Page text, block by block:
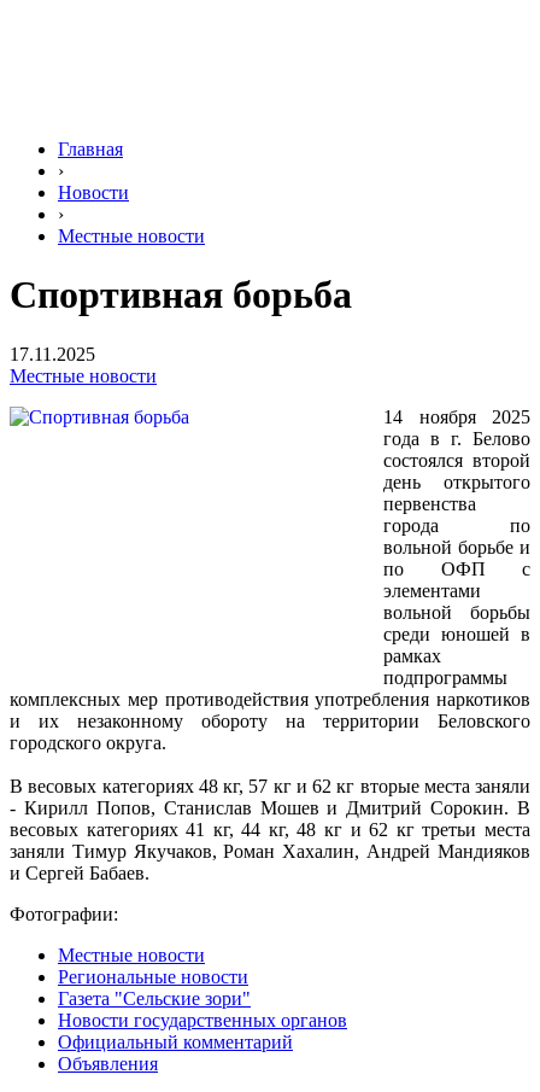
Главная
›
Новости
›
Местные новости
Спортивная борьба
17.11.2025
Местные новости
14 ноября 2025
года в г. Белово
состоялся второй
день открытого
первенства
города по
вольной борьбе и
по ОФП с
элементами
вольной борьбы
среди юношей в
рамках
подпрограммы
комплексных мер противодействия употребления наркотиков
и их незаконному обороту на территории Беловского
городского округа.
В весовых категориях 48 кг, 57 кг и 62 кг вторые места заняли
- Кирилл Попов, Станислав Мошев и Дмитрий Сорокин. В
весовых категориях 41 кг, 44 кг, 48 кг и 62 кг третьи места
заняли Тимур Якучаков, Роман Хахалин, Андрей Мандияков
и Сергей Бабаев.
Фотографии:
Местные новости
Региональные новости
Газета "Сельские зори"
Новости государственных органов
Официальный комментарий
Объявления